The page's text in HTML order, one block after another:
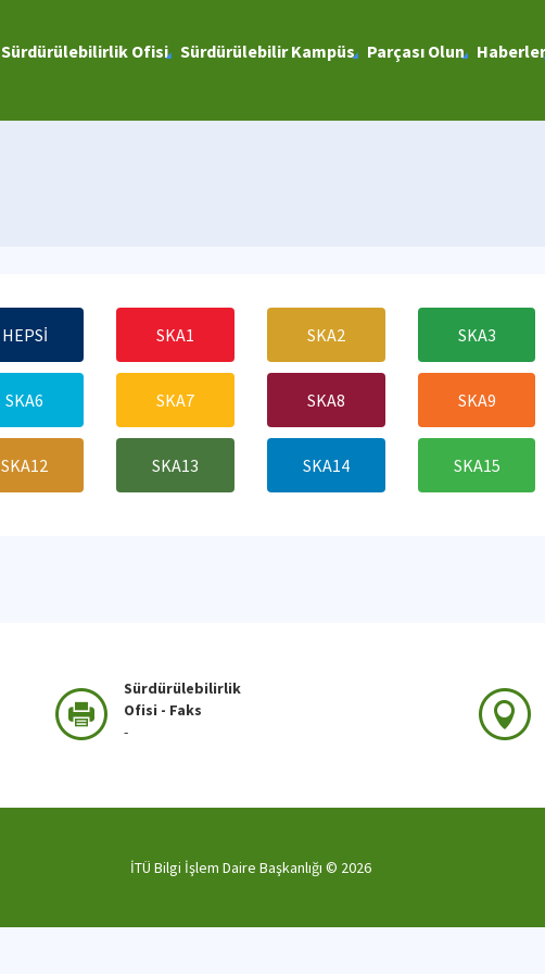
Sürdürülebilirlik Ofisi Sürdürülebilir Kampüs Parçası Olun Haberler
HEPSİ SKA1 SKA2 SKA3
SKA6 SKA7 SKA8 SKA9
SKA12 SKA13 SKA14 SKA15
Sürdürülebilirlik
Ofisi - Faks
-
İTÜ Bilgi İşlem Daire Başkanlığı © 2026